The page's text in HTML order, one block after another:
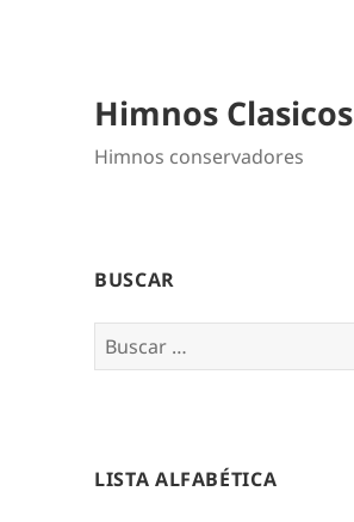
Himnos Clasicos
Himnos conservadores
BUSCAR
Buscar:
LISTA ALFABÉTICA